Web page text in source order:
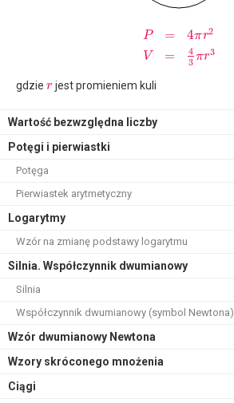
P
V
=
=
4πr2
4
3 πr3
gdzie rjest promieniem kuli
Wartość bezwzględna liczby
Potęgi i pierwiastki
Potęga
Pierwiastek arytmetyczny
Logarytmy
Wzór na zmianę podstawy logarytmu
Silnia. Współczynnik dwumianowy
Silnia
Współczynnik dwumianowy (symbol Newtona)
Wzór dwumianowy Newtona
Wzory skróconego mnożenia
Ciągi